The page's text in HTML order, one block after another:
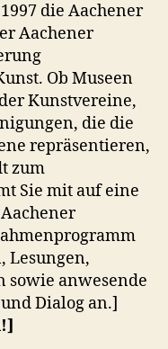
die Aachener
Aachener
Ob Museen
Kunstvereine,
die die
repräsentieren,
zum
Sie mit auf eine
Lesungen,
sowie anwesende
Dialog an.]